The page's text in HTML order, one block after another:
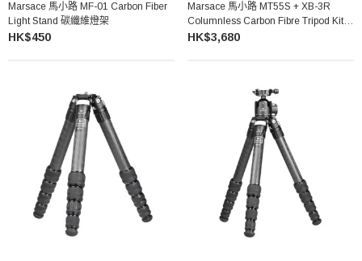
Marsace 馬小路 MF-01 Carbon Fiber
Light Stand 碳纖維燈架
HK$450
Marsace 馬小路 MT55S + XB-3R
Columnless Carbon Fibre Tripod Kit
無中軸碳纖維三腳架雲台套裝
HK$3,680